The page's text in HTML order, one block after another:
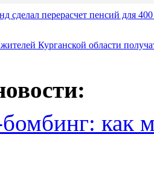
сделал перерасчет пенсий для
Курганской области
как